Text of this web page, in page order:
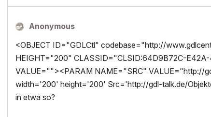
Anonymous
<OBJECT ID="GDLCtl" codebase="http://
HEIGHT="200" CLASSID="CLSID:64D9B72C-
VALUE=""><PARAM NAME="SRC" VALUE="http://
width='200' height='200' Src='http://gdl-talk.de/
in etwa so?